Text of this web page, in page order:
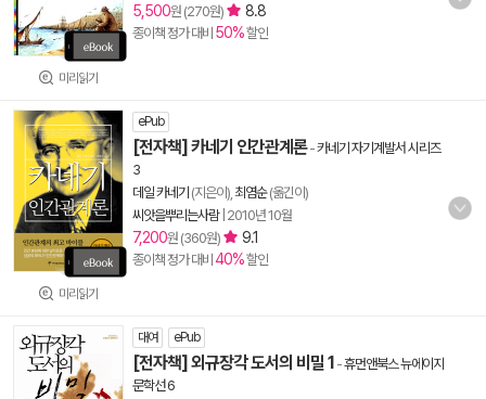
미리읽기
5,500원 (270원) 8.8
종이책 정가 대비 50%할인
미리읽기
ePub
[전자책] 카네기 인간관계론-카네기 자기계발서 시리즈
3
데일 카네기 (지은이), 최염순(옮긴이)
씨앗을뿌리는사람| 2010년 10월
7,200원 (360원) 9.1
종이책 정가 대비 40%할인
대여 ePub
[전자책] 외규장각 도서의 비밀 1 -휴먼앤북스 뉴에이지
문학선 6